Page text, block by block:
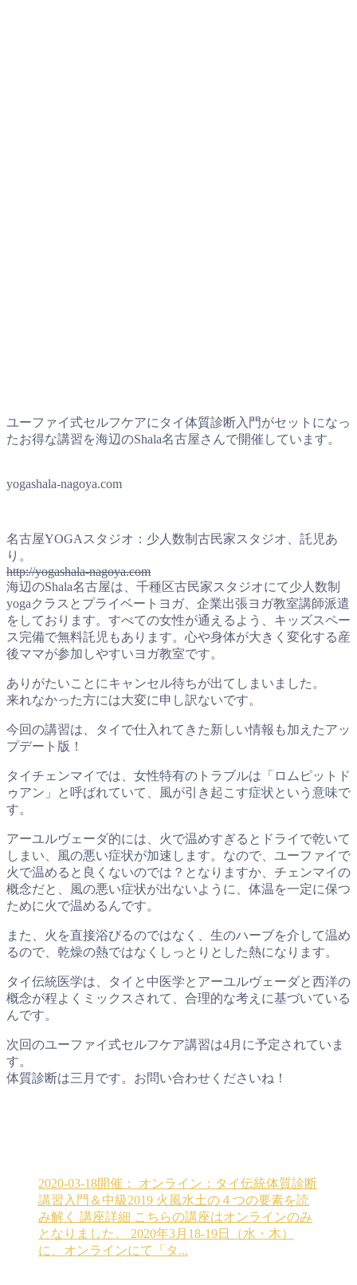
ユーファイ式セルフケアにタイ体質診断入門がセットになっ
たお得な講習を海辺のShala名古屋さんで開催しています。
yogashala-nagoya.com
名古屋YOGAスタジオ：少人数制古民家スタジオ、託児あ
り。
http://yogashala-nagoya.com
海辺のShala名古屋は、千種区古民家スタジオにて少人数制
yogaクラスとプライベートヨガ、企業出張ヨガ教室講師派遣
をしております。すべての女性が通えるよう、キッズスペー
ス完備で無料託児もあります。心や身体が大きく変化する産
後ママが参加しやすいヨガ教室です。
ありがたいことにキャンセル待ちが出てしまいました。
来れなかった方には大変に申し訳ないです。
今回の講習は、タイで仕入れてきた新しい情報も加えたアッ
プデート版！
タイチェンマイでは、女性特有のトラブルは「ロムピットド
ゥアン」と呼ばれていて、風が引き起こす症状という意味で
す。
アーユルヴェーダ的には、火で温めすぎるとドライで乾いて
しまい、風の悪い症状が加速します。なので、ユーファイで
火で温めると良くないのでは？となりますか、チェンマイの
概念だと、風の悪い症状が出ないように、体温を一定に保つ
ために火で温めるんです。
また、火を直接浴びるのではなく、生のハーブを介して温め
るので、乾燥の熱ではなくしっとりとした熱になります。
タイ伝統医学は、タイと中医学とアーユルヴェーダと西洋の
概念が程よくミックスされて、合理的な考えに基づいている
んです。
次回のユーファイ式セルフケア講習は4月に予定されていま
す。
体質診断は三月です。お問い合わせくださいね！
2020-03-18開催： オンライン：タイ伝統体質診断
講習入門＆中級2019 火風水土の４つの要素を読
み解く 講座詳細 こちらの講座はオンラインのみ
となりました。 2020年3月18-19日（水・木）
に、オンラインにて「タ...